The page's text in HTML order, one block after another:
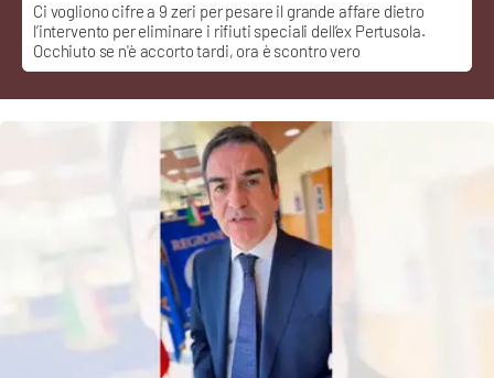
VIDEO
Ambiente
Cronaca
Economia e Lavoro
Politica
Sanità
Ci vogliono cifre a 9 zeri per pesare il grande affare dietro
l’intervento per eliminare i rifiuti speciali dell’ex Pertusola.
Occhiuto se n'è accorto tardi, ora è scontro vero